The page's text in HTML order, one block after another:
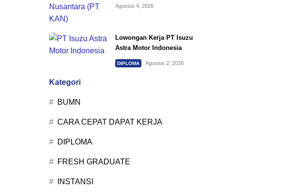
Agustus 4, 2026
Lowongan Kerja PT Isuzu
Astra Motor Indonesia
DIPLOMA Agustus 2, 2026
Kategori
BUMN
CARA CEPAT DAPAT KERJA
DIPLOMA
FRESH GRADUATE
INSTANSI